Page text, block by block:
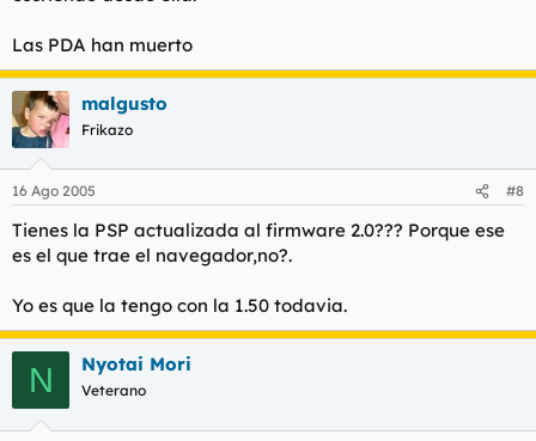
Las PDA han muerto
malgusto
Frikazo
16 Ago 2005 #8
Tienes la PSP actualizada al firmware 2.0??? Porque ese
es el que trae el navegador,no?.
Yo es que la tengo con la 1.50 todavia.
N Nyotai Mori
Veterano